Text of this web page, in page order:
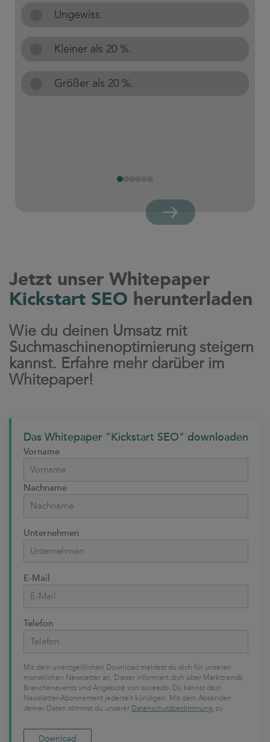
Jetzt unser Whitepaper
Kickstart SEO herunterladen
Wie du deinen Umsatz mit
Suchmaschinenoptimierung steigern
kannst. Erfahre mehr darüber im
Whitepaper!
Das Whitepaper "Kickstart SEO" downloaden
Vorname
Nachname
Unternehmen
E-Mail
Telefon
Mit dem unentgeltlichen Download meldest du dich für unseren
monatlichen Newsletter an. Dieser informiert dich über Markttrends,
Branchenevents und Angebote von suxeedo. Du kannst dein
Newsletter-Abonnement jederzeit kündigen. Mit dem Absenden
deiner Daten stimmst du unserer Datenschutzbestimmung. zu